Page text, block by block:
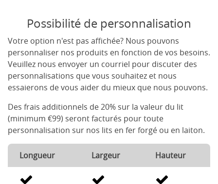
Possibilité de personnalisation
Votre option n'est pas affichée? Nous pouvons
personnaliser nos produits en fonction de vos besoins.
Veuillez nous envoyer un courriel pour discuter des
personnalisations que vous souhaitez et nous
essaierons de vous aider du mieux que nous pouvons.
Des frais additionnels de 20% sur la valeur du lit
(minimum €99) seront facturés pour toute
personnalisation sur nos lits en fer forgé ou en laiton.
Longueur Largeur Hauteur